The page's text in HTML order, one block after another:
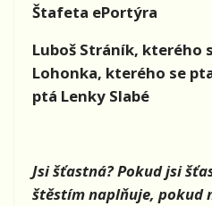
Štafeta ePortýra
Luboš Stráník, kterého
Lohonka, kterého se
ptá Lenky Slabé
Jsi šťastná? Pokud jsi
štěstím naplňuje, pokud